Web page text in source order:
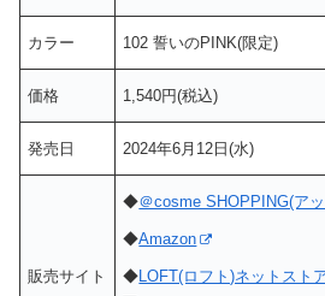
カラー 102 誓いのPINK(限定)
価格 1,540円(税込)
発売日 2024年6月12日(水)
販売サイト
◆＠cosme SHOPPING(ア
◆Amazon
◆ LOFT(ロフト)ネットスト